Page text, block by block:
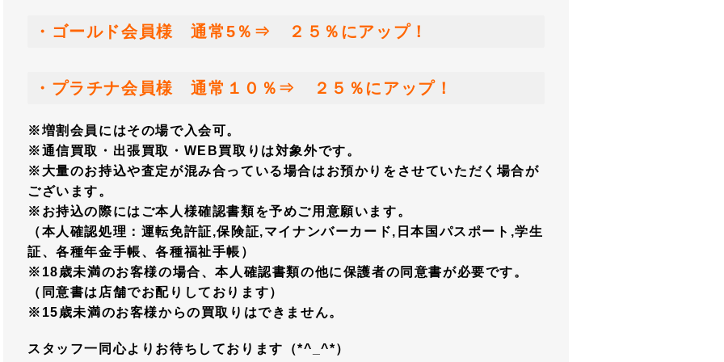
・ゴールド会員様 通常5％⇒ ２５％にアップ！
・プラチナ会員様 通常１０％⇒ ２５％にアップ！
※増割会員にはその場で入会可。
※通信買取・出張買取・WEB買取りは対象外です。
※大量のお持込や査定が混み合っている場合はお預かりをさせていただく場合が
ございます。
※お持込の際にはご本人様確認書類を予めご用意願います。
（本人確認処理：運転免許証,保険証,マイナンバーカード,日本国パスポート,学生
証、各種年金手帳、各種福祉手帳）
※18歳未満のお客様の場合、本人確認書類の他に保護者の同意書が必要です。
（同意書は店舗でお配りしております）
※15歳未満のお客様からの買取りはできません。
スタッフ一同心よりお待ちしております（*^_^*）